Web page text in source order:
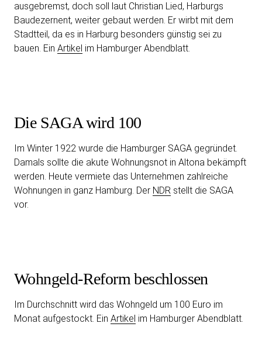
ausgebremst, doch soll laut Christian Lied, Harburgs
Baudezernent, weiter gebaut werden. Er wirbt mit dem
Stadtteil, da es in Harburg besonders günstig sei zu
bauen. Ein Artikel im Hamburger Abendblatt.
Die SAGA wird 100
Im Winter 1922 wurde die Hamburger SAGA gegründet.
Damals sollte die akute Wohnungsnot in Altona bekämpft
werden. Heute vermiete das Unternehmen zahlreiche
Wohnungen in ganz Hamburg. Der NDR stellt die SAGA
vor.
Wohngeld-Reform beschlossen
Im Durchschnitt wird das Wohngeld um 100 Euro im
Monat aufgestockt. Ein Artikel im Hamburger Abendblatt.